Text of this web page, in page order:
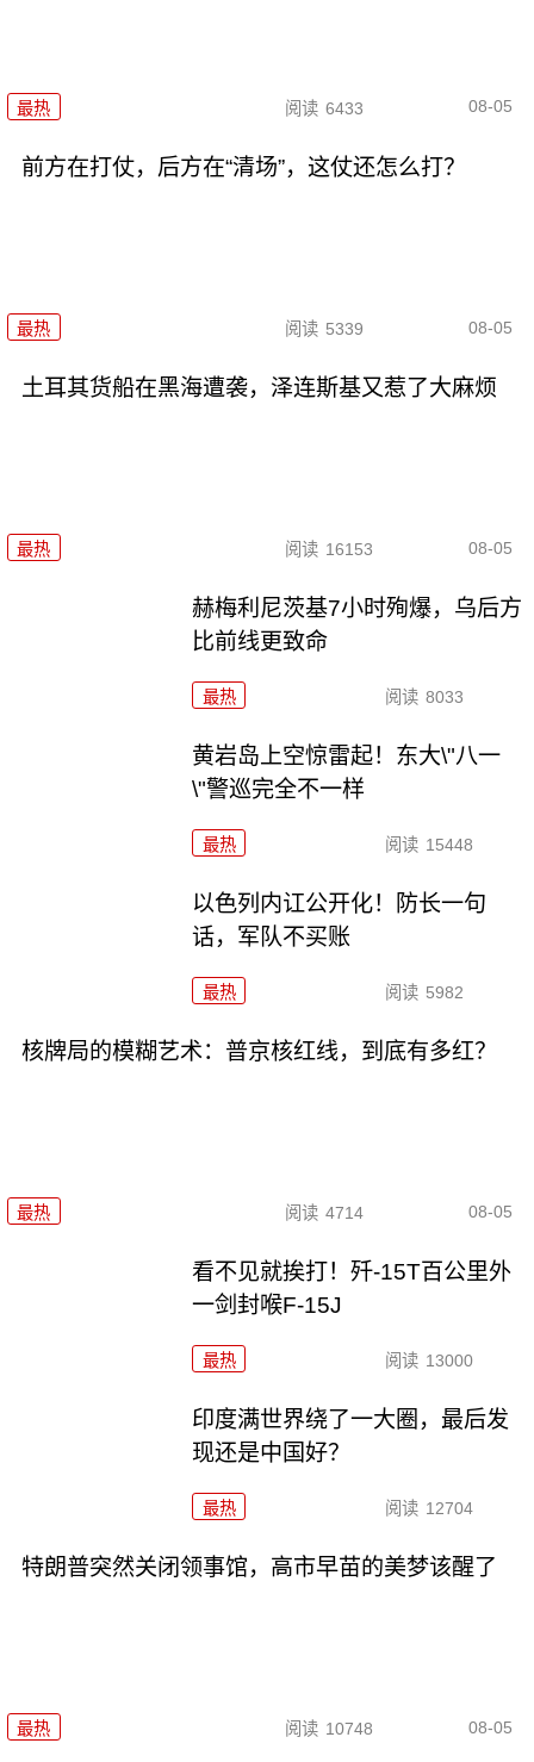
最热 阅读 6433 08-05
前方在打仗，后方在“清场”，这仗还怎么打？
最热 阅读 5339 08-05
土耳其货船在黑海遭袭，泽连斯基又惹了大麻烦
最热 阅读 16153 08-05
赫梅利尼茨基7小时殉爆，乌后方
比前线更致命
最热 阅读 8033
黄岩岛上空惊雷起！东大\"八一
\"警巡完全不一样
最热 阅读 15448
以色列内讧公开化！防长一句
话，军队不买账
最热 阅读 5982
核牌局的模糊艺术：普京核红线，到底有多红？
最热 阅读 4714 08-05
看不见就挨打！歼-15T百公里外
一剑封喉F-15J
最热 阅读 13000
印度满世界绕了一大圈，最后发
现还是中国好？
最热 阅读 12704
特朗普突然关闭领事馆，高市早苗的美梦该醒了
最热 阅读 10748 08-05